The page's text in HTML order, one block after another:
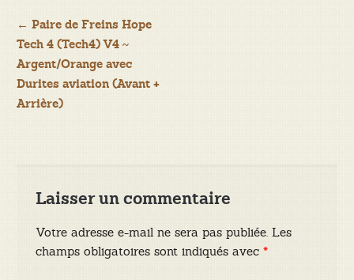
Navigation
de
l’article
← Paire de Freins Hope
Tech 4 (Tech4) V4 ~
Argent/Orange avec
Durites aviation (Avant +
Arrière)
Laisser un commentaire
Votre adresse e-mail ne sera pas publiée. Les
champs obligatoires sont indiqués avec*